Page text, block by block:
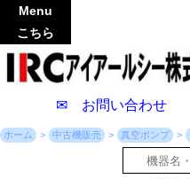
✉ お問い合わせ
Menu
こちら
ホーム 中古機販売 真空ポンプ